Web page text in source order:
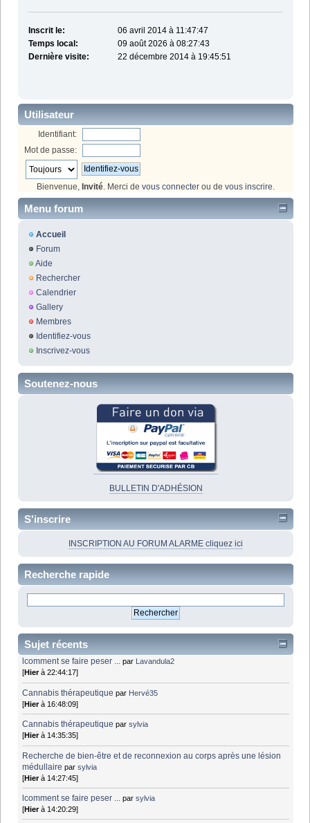
Inscrit le:
06 avril 2014 à 11:47:47
Temps local:
09 août 2026 à 08:27:43
Dernière visite:
22 décembre 2014 à 19:45:51
Utilisateur
Identifiant:
Mot de passe:
Bienvenue, Invité . Merci de vous connecter ou de vous inscrire
Menu forum
Accueil
Forum
Aide
Rechercher
Calendrier
Gallery
Membres
Identifiez-vous
Inscrivez-vous
Soutenez-nous
BULLETIN D'ADHÉSION
S'inscrire
INSCRIPTION AU FORUM ALARME cliquez ici
Recherche rapide
Sujet récents
lcomment se faire peser ... par
Lavandula2
[Hierà 22:44:17]
Cannabis thérapeutique par Hervé35
[Hierà 16:48:09]
Cannabis thérapeutique parsylvia
[Hierà 14:35:35]
Recherche de bien-être et de reconnexion au corps après une lésion
médullaire parsylvia
[Hierà 14:27:45]
lcomment se faire peser ... parsylvia
[Hierà 14:20:29]